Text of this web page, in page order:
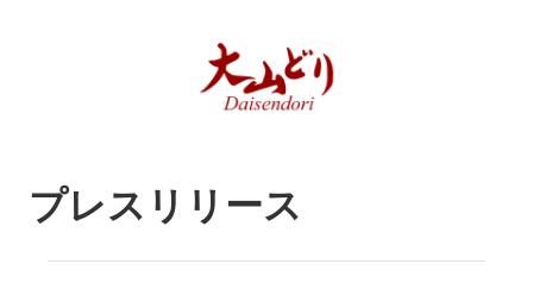
プレスリリース